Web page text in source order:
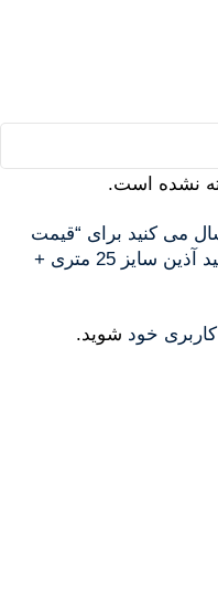
نشده است.
می کنید برای “قیمت
لوله 25 آذین (1 متر) | خرید لوله سفید آذین سایز 25 متری +
خود شوید.